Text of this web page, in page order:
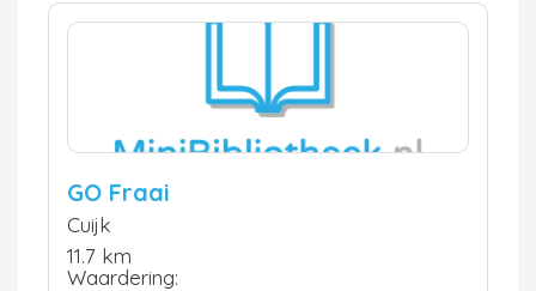
GO Fraai
Cuijk
11.7 km
Waardering: